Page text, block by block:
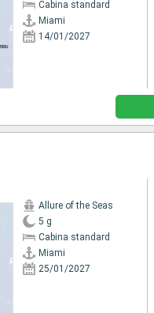
Cabina standard
Miami
14/01/2027
Allure of the Seas
5 g
Cabina standard
Miami
25/01/2027